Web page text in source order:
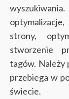
strony,
stworzenie
tagów. Należy
przebiega w
świecie.